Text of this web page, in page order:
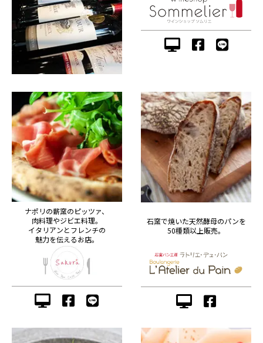
ナポリの薪窯のピッツァ、
肉料理やジビエ料理。
イタリアンとフレンチの
魅力を伝えるお店。
石窯で焼いた天然酵母のパンを
50種類以上販売。